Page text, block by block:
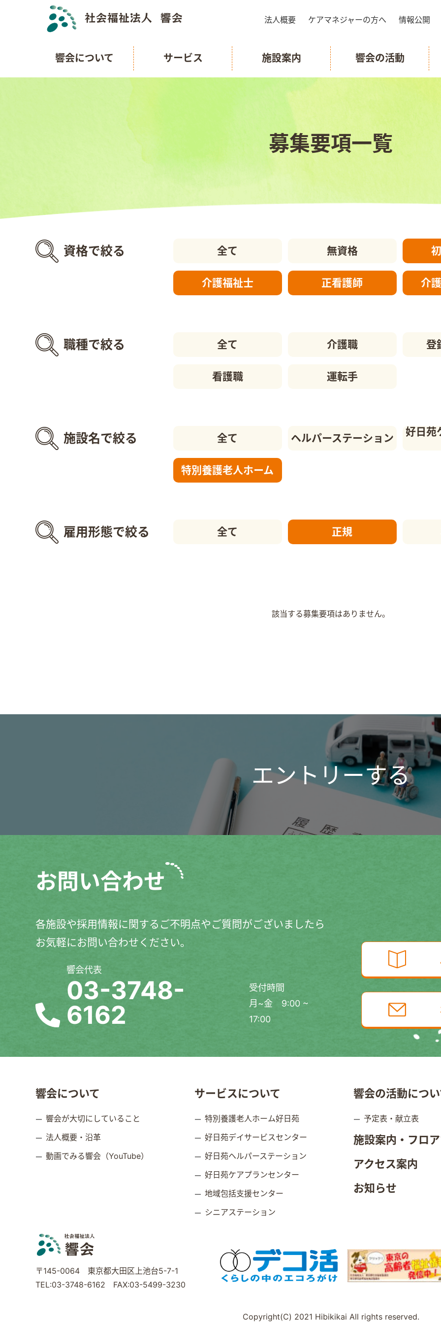
法人概要 ケアマネジャーの方へ 情報公開
響会について サービス 施設案内 響会の活動
募集要項一覧
資格で絞る 全て 無資格
介護福祉士 正看護師 介
職種で絞る 全て 介護職 登
看護職 運転手
施設名で絞る 全て ヘルパーステーション
好日苑
特別養護老人ホーム
雇用形態で絞る 全て 正規
該当する募集要項はありません。
エントリーする
お問い合わせ
各施設や採用情報に関するご不明点やご質問がございましたら
お気軽にお問い合わせください。
響会代表
03-3748-
6162
受付時間
月~金 9:00 ~
17:00
響会について
響会が大切にしていること
法人概要・沿革
動画でみる響会（YouTube）
サービスについて
特別養護老人ホーム好日苑
好日苑デイサービスセンター
好日苑ヘルパーステーション
好日苑ケアプランセンター
地域包括支援センター
シニアステーション
響会の活動につ
予定表・献立表
施設案内・フロ
アクセス案内
お知らせ
〒145-0064 東京都大田区上池台5-7-1
TEL:03-3748-6162 FAX:03-5499-3230
Copyright(C) 2021 Hibikikai All rights reserved.